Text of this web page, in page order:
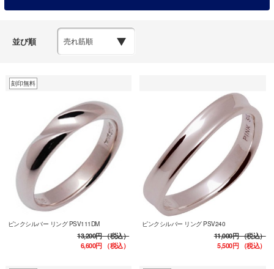
並び順
刻印無料
ピンクシルバー リング PSV111DM
13,200円（税込）
6,600円（税込）
ピンクシルバー リング PSV240
11,000円（税込）
5,500円（税込）